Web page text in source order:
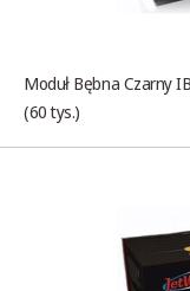
Moduł Bębna Czarny
(60 tys.)